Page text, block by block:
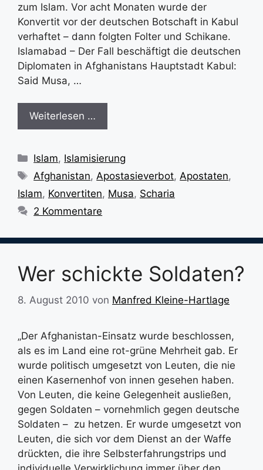
zum Islam. Vor acht Monaten wurde der
Konvertit vor der deutschen Botschaft in Kabul
verhaftet – dann folgten Folter und Schikane.
Islamabad – Der Fall beschäftigt die deutschen
Diplomaten in Afghanistans Hauptstadt Kabul:
Said Musa, …
Weiterlesen …
Kategorien
Islam, Islamisierung
Schlagwörter
Afghanistan,Apostasieverbot,Apostaten,
Islam, Konvertiten, Musa, Scharia
2 Kommentare
Wer schickte Soldaten?
8. August 2010 von Manfred Kleine-Hartlage
„Der Afghanistan-Einsatz wurde beschlossen,
als es im Land eine rot-grüne Mehrheit gab. Er
wurde politisch umgesetzt von Leuten, die nie
einen Kasernenhof von innen gesehen haben.
Von Leuten, die keine Gelegenheit ausließen,
gegen Soldaten – vornehmlich gegen deutsche
Soldaten – zu hetzen. Er wurde umgesetzt von
Leuten, die sich vor dem Dienst an der Waffe
drückten, die ihre Selbsterfahrungstrips und